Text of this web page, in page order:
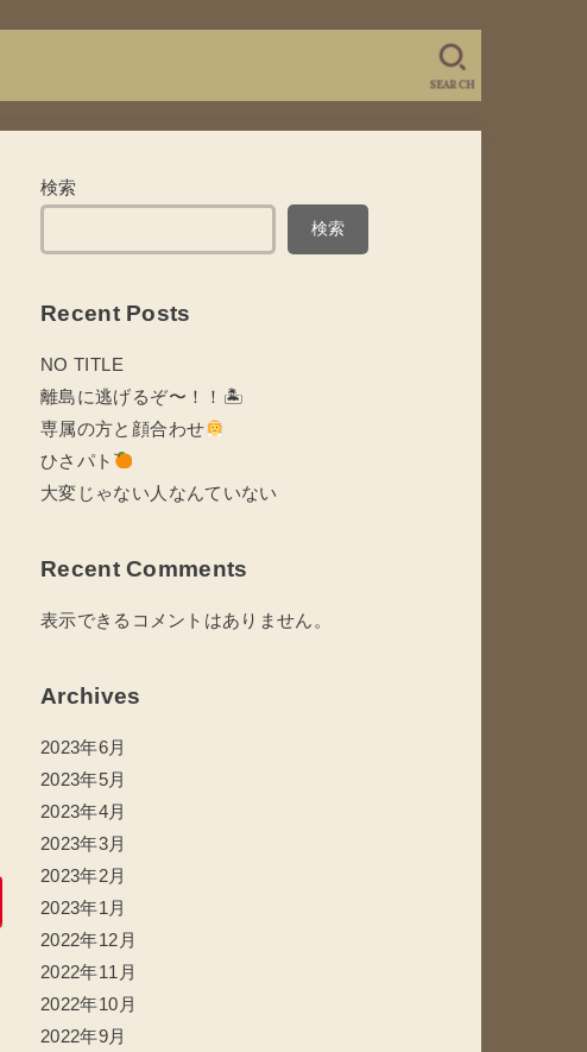
SEARCH
検索
検索
Recent Posts
NO TITLE
離島に逃げるぞ〜！！🏝
専属の方と顔合わせ
ひさパト
大変じゃない人なんていない
Recent Comments
表示できるコメントはありません。
Archives
2023年6月
2023年5月
2023年4月
2023年3月
2023年2月
2023年1月
2022年12月
2022年11月
2022年10月
2022年9月